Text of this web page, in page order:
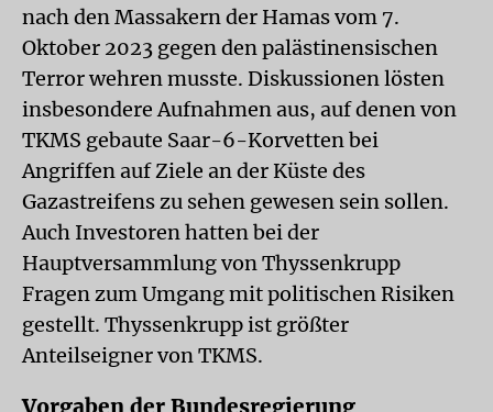
nach den Massakern der Hamas vom 7.
Oktober 2023 gegen den palästinensischen
Terror wehren musste. Diskussionen lösten
insbesondere Aufnahmen aus, auf denen von
TKMS gebaute Saar-6-Korvetten bei
Angriffen auf Ziele an der Küste des
Gazastreifens zu sehen gewesen sein sollen.
Auch Investoren hatten bei der
Hauptversammlung von Thyssenkrupp
Fragen zum Umgang mit politischen Risiken
gestellt. Thyssenkrupp ist größter
Anteilseigner von TKMS.
Vorgaben der Bundesregierung